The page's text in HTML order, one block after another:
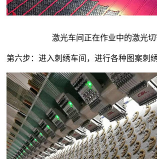
激光车间正在作业中的激光
第六步：进入刺绣车间，进行各种图案刺绣